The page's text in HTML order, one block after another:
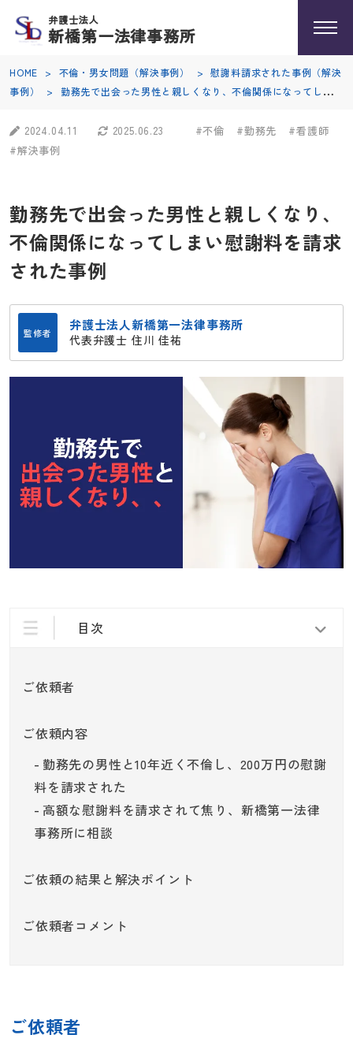
弁護士法人
新橋第一法律事務所
HOME > 不倫・男女問題（解決事例） >
慰謝料請求された事例（解決
事例）
>
2024.04.11 2025.06.23 #不倫 #勤務先
#看護師
#解決事例
勤務先で出会った男性と親しくなり、
不倫関係になってしまい慰謝料を請求
された事例
監修者 弁護士法人新橋第一法律事務所
代表弁護士 住川 佳祐
目次
ご依頼者
ご依頼内容
勤務先の男性と10年近く不倫し、200万円の慰謝
料を請求された
高額な慰謝料を請求されて焦り、新橋第一法律
事務所に相談
ご依頼の結果と解決ポイント
ご依頼者コメント
ご依頼者